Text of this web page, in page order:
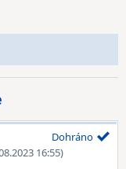
16:55)
Dohráno